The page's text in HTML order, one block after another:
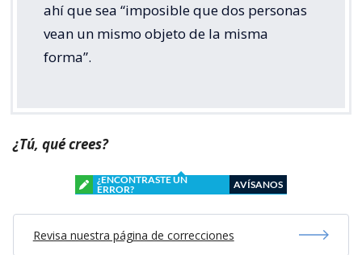
ahí que sea “imposible que dos personas
vean un mismo objeto de la misma
forma”.
¿Tú, qué crees?
¿ENCONTRASTE UN
ERROR?
AVÍSANOS
Revisa nuestra página de correcciones